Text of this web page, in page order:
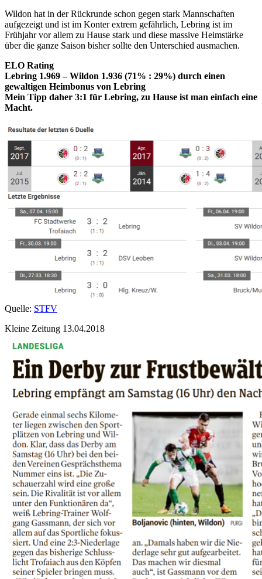
Wildon hat in der Rückrunde schon gegen stark Mannschaften
aufgezeigt und ist im Konter extrem gefährlich, Lebring ist im
Frühjahr vor allem zu Hause stark und diese massive Heimstärke
über die ganze Saison bisher sollte den Unterschied ausmachen.
ELO Rating
Lebring 1.969 – Wildon 1.936 (71% : 29%) durch einen
gewaltigen Heimbonus von Lebring
Mein Tipp daher 3:1 für Lebring, zu Hause ist man einfach eine
Macht.
Quelle: STFV
Kleine Zeitung 13.04.2018